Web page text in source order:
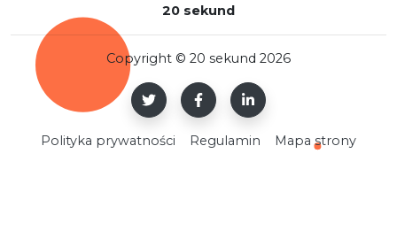
20 sekund
Copyright © 20 sekund 2026
Polityka prywatności Regulamin Mapa strony